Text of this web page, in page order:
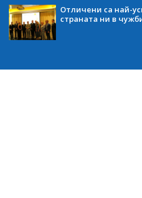
Отличени са най-
страната ни в